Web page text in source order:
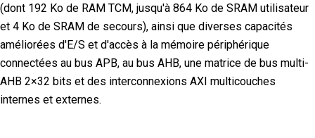
(dont 192 Ko de RAM TCM, jusqu'à 864 Ko de SRAM utilisateur
et 4 Ko de SRAM de secours), ainsi que diverses capacités
améliorées d'E/S et d'accès à la mémoire périphérique
connectées au bus APB, au bus AHB, une matrice de bus multi-
AHB 2×32 bits et des interconnexions AXI multicouches
internes et externes.